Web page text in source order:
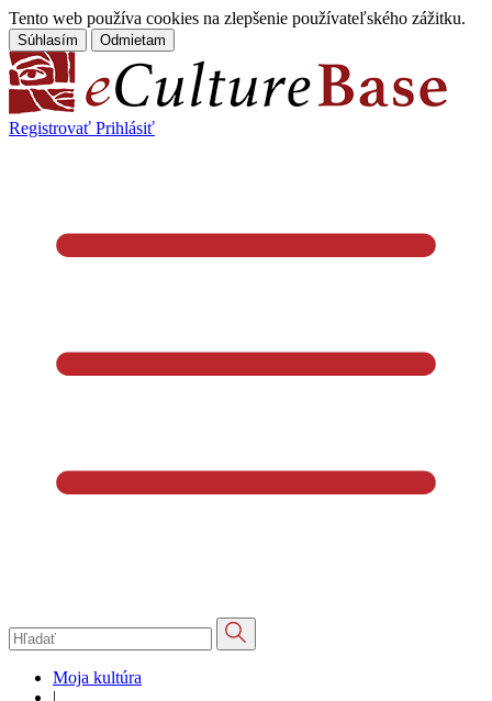
Tento web používa cookies na zlepšenie používateľského zážitku.
Súhlasím Odmietam
Registrovať Prihlásiť
Moja kultúra
|